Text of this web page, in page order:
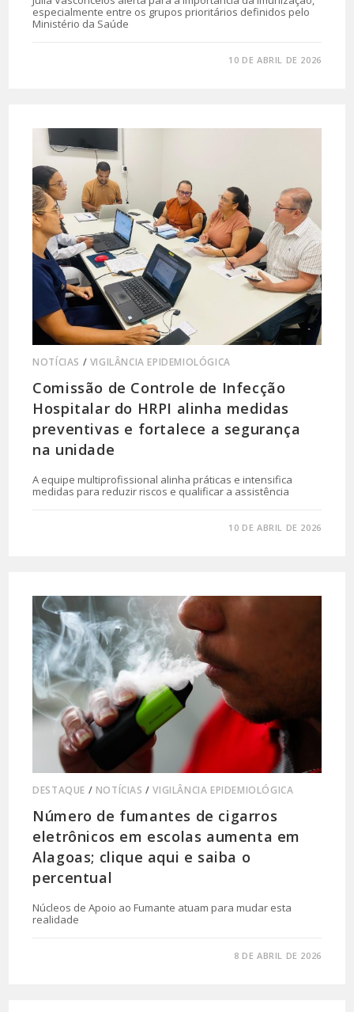
especialmente entre os grupos prioritários definidos pelo
Ministério da Saúde
10 DE ABRIL DE 2026
NOTÍCIAS / VIGILÂNCIA EPIDEMIOLÓGICA
Comissão de Controle de Infecção
Hospitalar do HRPI alinha medidas
preventivas e fortalece a segurança
na unidade
A equipe multiprofissional alinha práticas e intensifica
medidas para reduzir riscos e qualificar a assistência
10 DE ABRIL DE 2026
DESTAQUE / NOTÍCIAS /VIGILÂNCIA EPIDEMIOLÓGICA
Número de fumantes de cigarros
eletrônicos em escolas aumenta em
Alagoas; clique aqui e saiba o
percentual
Núcleos de Apoio ao Fumante atuam para mudar esta
realidade
8 DE ABRIL DE 2026